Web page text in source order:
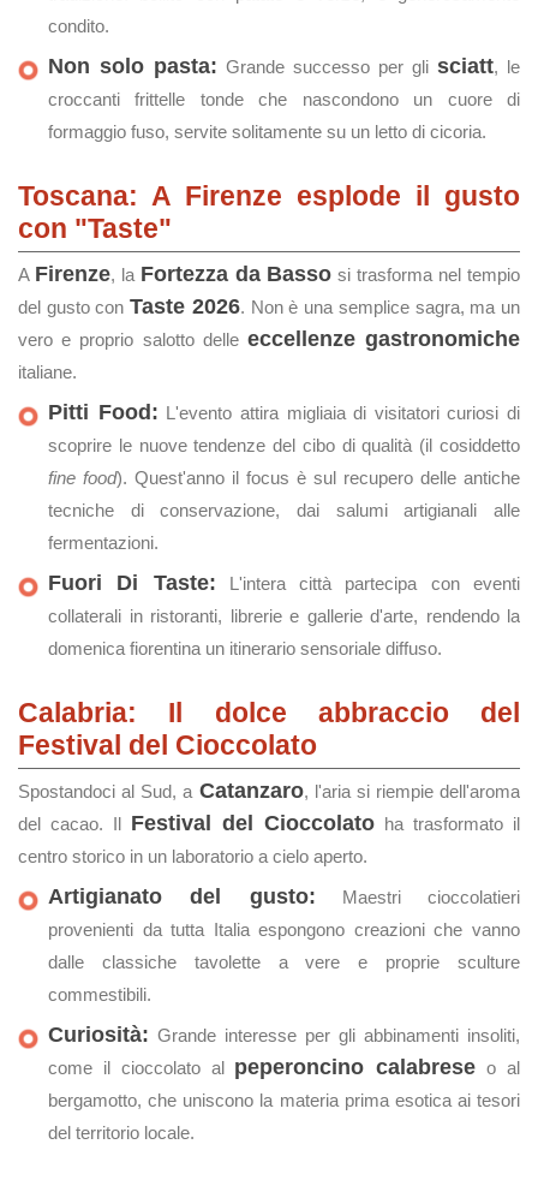
condito.
Non solo pasta: Grande successo per gli sciatt, le
croccanti frittelle tonde che nascondono un cuore di
formaggio fuso, servite solitamente su un letto di cicoria.
Toscana: A Firenze esplode il gusto
con "Taste"
A Firenze, la Fortezza da Basso si trasforma nel tempio
del gusto conTaste 2026. Non è una semplice sagra, ma un
vero e proprio salotto delle eccellenze gastronomiche
italiane.
Pitti Food: L'evento attira migliaia di visitatori curiosi di
scoprire le nuove tendenze del cibo di qualità (il cosiddetto
fine food). Quest'anno il focus è sul recupero delle antiche
tecniche di conservazione, dai salumi artigianali alle
fermentazioni.
Fuori Di Taste: L'intera città partecipa con eventi
collaterali in ristoranti, librerie e gallerie d'arte, rendendo la
domenica fiorentina un itinerario sensoriale diffuso.
Calabria: Il dolce abbraccio del
Festival del Cioccolato
Spostandoci al Sud, a Catanzaro, l'aria si riempie dell'aroma
del cacao. Il Festival del Cioccolato ha trasformato il
centro storico in un laboratorio a cielo aperto.
Artigianato del gusto: Maestri cioccolatieri
provenienti da tutta Italia espongono creazioni che vanno
dalle classiche tavolette a vere e proprie sculture
commestibili.
Curiosità: Grande interesse per gli abbinamenti insoliti,
come il cioccolato al peperoncino calabrese o al
bergamotto, che uniscono la materia prima esotica ai tesori
del territorio locale.